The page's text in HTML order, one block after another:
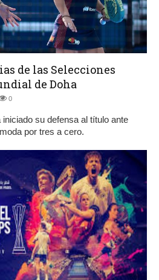
de las Selecciones
de Doha
0
su defensa al título ante
por tres a cero.